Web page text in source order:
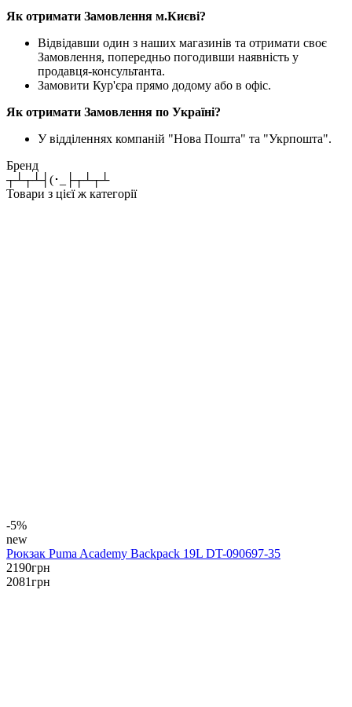
Як отримати Замовлення м.Києві?
Відвідавши один з наших магазинів та отримати своє
Замовлення, попередньо погодивши наявність у
продавця-консультанта.
Замовити Кур'єра прямо додому або в офіс.
Як отримати Замовлення по Україні?
У відділеннях компаній "Нова Пошта" та "Укрпошта".
Бренд
┬┴┬┴┤(･_├┬┴┬┴
Товари з цієї ж категорії
-5%
new
Рюкзак Puma Academy Backpack 19L DT-090697-35
2190грн
2081грн